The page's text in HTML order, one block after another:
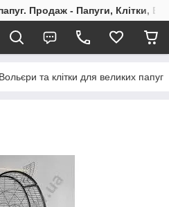
Продаж - Папуги, Клітки,
Вольєри та клітки для великих папуг